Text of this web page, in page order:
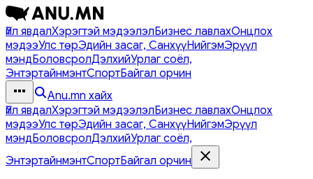
Үйл явдалХэрэгтэй мэдээлэлБизнес лавлахОнцлох
мэдээУлс төрЭдийн засаг, СанхүүНийгэмЭрүүл
мэндБоловсролДэлхийУрлаг соёл,
ЭнтэртайнмэнтСпортБайгал орчин
Anu.mn хайх
Үйл явдалХэрэгтэй мэдээлэлБизнес лавлахОнцлох
мэдээУлс төрЭдийн засаг, СанхүүНийгэмЭрүүл
мэндБоловсролДэлхийУрлаг соёл,
ЭнтэртайнмэнтСпортБайгал орчин